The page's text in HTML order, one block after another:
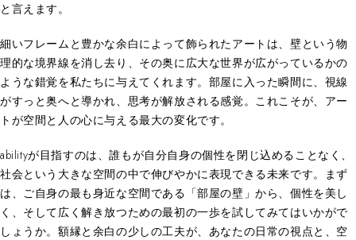
と言えます。
細いフレームと豊かな余白によって飾られたアートは、壁という物
理的な境界線を消し去り、その奥に広大な世界が広がっているかの
ような錯覚を私たちに与えてくれます。部屋に入った瞬間に、視線
がすっと奥へと導かれ、思考が解放される感覚。これこそが、アー
トが空間と人の心に与える最大の変化です。
abilityが目指すのは、誰もが自分自身の個性を閉じ込めることなく、
社会という大きな空間の中で伸びやかに表現できる未来です。まず
は、ご自身の最も身近な空間である「部屋の壁」から、個性を美し
く、そして広く解き放つための最初の一歩を試してみてはいかがで
しょうか。額縁と余白の少しの工夫が、あなたの日常の視点と、空